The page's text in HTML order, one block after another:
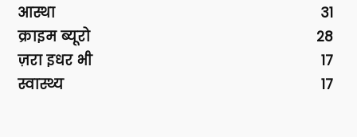
आस्था
31
क्राइम ब्यूरो
28
ज़रा इधर भी
17
स्वास्थ्य
17